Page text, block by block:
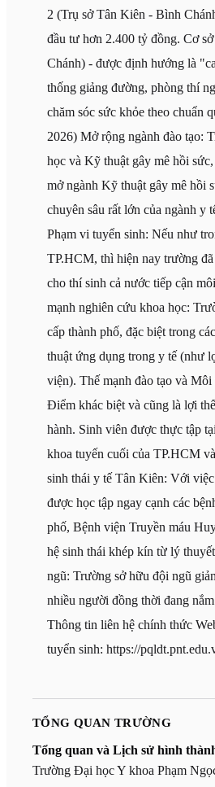
2 (Trụ sở Tân Kiên - Bình
đầu tư hơn 2.400 tỷ đồng. Cơ
Chánh) - được định hướng là
thống giảng đường, phòng thí
chăm sóc sức khỏe theo chuẩn
2026) Mở rộng ngành đào tạo:
học và Kỹ thuật gây mê hồi
mở ngành Kỹ thuật gây mê hồi
chuyên sâu rất lớn của ngành y
Phạm vi tuyển sinh: Nếu như
TP.HCM, thì hiện nay trường
cho thí sinh cả nước tiếp cận
mạnh nghiên cứu khoa học:
cấp thành phố, đặc biệt trong
thuật ứng dụng trong y tế (như
viện). Thế mạnh đào tạo và
Điểm khác biệt và cũng là lợi
hành. Sinh viên được thực tập
khoa tuyến cuối của TP.HCM
sinh thái y tế Tân Kiên: Với
được học tập ngay cạnh các
phố, Bệnh viện Truyền máu
hệ sinh thái khép kín từ lý
ngũ: Trường sở hữu đội ngũ
nhiều người đồng thời đang
Thông tin liên hệ chính thức
tuyển sinh: https://
TỔNG QUAN TRƯỜNG
Tổng quan và Lịch sử hình
Trường Đại học Y khoa Phạm